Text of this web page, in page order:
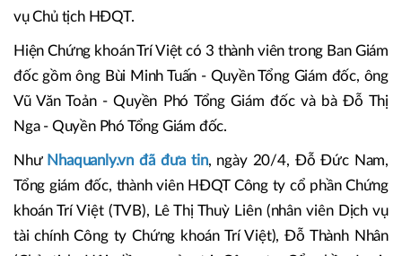
vụ Chủ tịch HĐQT.
Hiện Chứng khoán Trí Việt có 3 thành viên trong Ban Giám
đốc gồm ông Bùi Minh Tuấn - Quyền Tổng Giám đốc, ông
Vũ Văn Toản - Quyền Phó Tổng Giám đốc và bà Đỗ Thị
Nga - Quyền Phó Tổng Giám đốc.
Như Nhaquanly.vn đã đưa tin, ngày 20/4, Đỗ Đức Nam,
Tổng giám đốc, thành viên HĐQT Công ty cổ phần Chứng
khoán Trí Việt (TVB), Lê Thị Thuỳ Liên (nhân viên Dịch vụ
tài chính Công ty Chứng khoán Trí Việt), Đỗ Thành Nhân